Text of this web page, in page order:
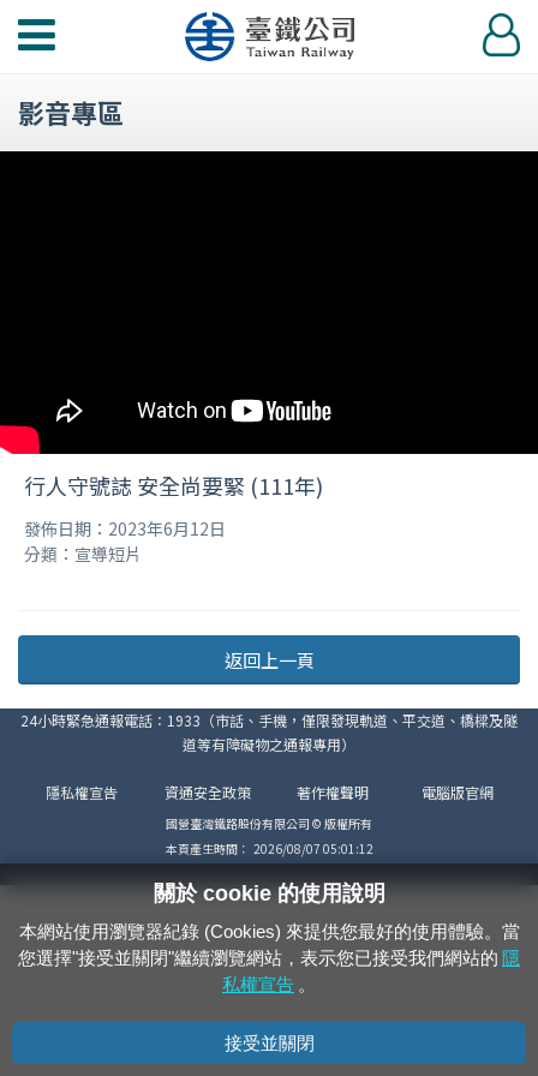
功
選
登
入
影音專區
行人守號誌 安全尚要緊 (111年)
發佈日期：2023年6月12日
分類：宣導短片
返回上一頁
24小時緊急通報電話：1933（市話、手機，僅限發現軌道、平交道、橋樑及隧
道等有障礙物之通報專用）
隱私權宣告 資通安全政策 著作權聲明 電腦版官網
國營臺灣鐵路股份有限公司 © 版權所有
本頁產生時間： 2026/08/07 05:01:12
關於 cookie 的使用說明
本網站使用瀏覽器紀錄 (Cookies) 來提供您最好的使用體驗。當
您選擇"接受並關閉"繼續瀏覽網站，表示您已接受我們網站的 隱
私權宣告 。
接受並關閉